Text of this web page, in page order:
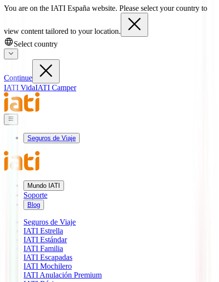
You are on the IATI España website. Please select your country to
view content tailored to your location.
Select country
Continue
IATI VidaIATI Camper
Seguros de Viaje
Mundo IATI
Soporte
Blog
Seguros de Viaje
IATI Estrella
IATI Estándar
IATI Familia
IATI Escapadas
IATI Mochilero
IATI Anulación Premium